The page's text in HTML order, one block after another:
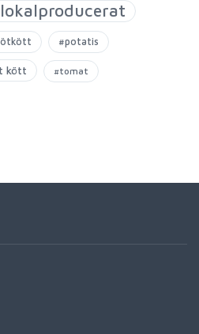
#potatis
kött #tomat